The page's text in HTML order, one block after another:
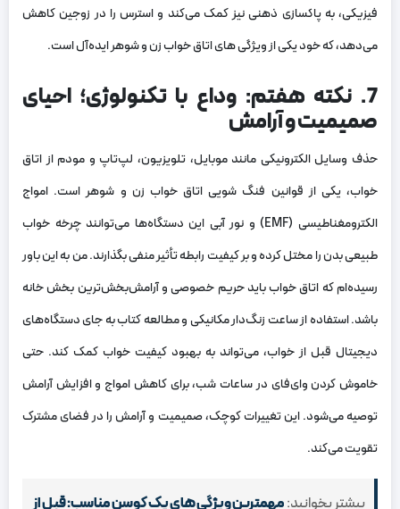
فیزیکی، به پاکسازی ذهنی نیز کمک می‌کند و استرس را در زوجین کاهش
می‌دهد، که خود یکی از ویژگی های اتاق خواب زن و شوهر ایده‌آل است.
7. نکته هفتم: وداع با تکنولوژی؛ احیای
صمیمیت و آرامش
حذف وسایل الکترونیکی مانند موبایل، تلویزیون، لپ‌تاپ و مودم از اتاق
خواب، یکی از قوانین فنگ شویی اتاق خواب زن و شوهر است. امواج
الکترومغناطیسی (EMF) و نور آبی این دستگاه‌ها می‌توانند چرخه خواب
طبیعی بدن را مختل کرده و بر کیفیت رابطه تأثیر منفی بگذارند. من به این باور
رسیده‌ام که اتاق خواب باید حریم خصوصی و آرامش‌بخش‌ترین بخش خانه
باشد. استفاده از ساعت زنگ‌دار مکانیکی و مطالعه کتاب به جای دستگاه‌های
دیجیتال قبل از خواب، می‌تواند به بهبود کیفیت خواب کمک کند. حتی
خاموش کردن وای‌فای در ساعات شب، برای کاهش امواج و افزایش آرامش
توصیه می‌شود. این تغییرات کوچک، صمیمیت و آرامش را در فضای مشترک
تقویت می‌کند.
بیشتر بخوانید:مهمترین ویژگی های یک کوسن مناسب: قبل از